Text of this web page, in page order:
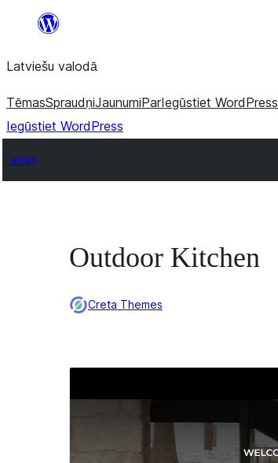
Pāriet
saturu
Latviešu valodā
TēmasSpraudņiJaunumiParIegūstiet WordPress
Iegūstiet WordPress
Tēmas
Outdoor Kitchen
Creta Themes